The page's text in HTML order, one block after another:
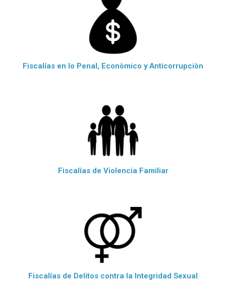
Fiscalías en lo Penal, Econòmico y Anticorrupciòn
Fiscalías de Violencia Familiar
Fiscalías de Delitos contra la Integridad Sexual